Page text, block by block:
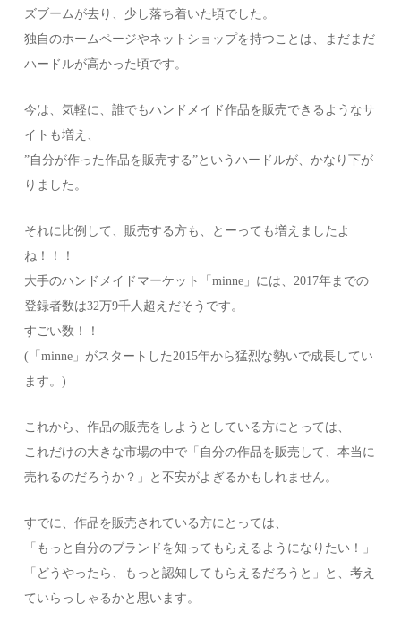
ズブームが去り、少し落ち着いた頃でした。
独自のホームページやネットショップを持つことは、まだまだ
ハードルが高かった頃です。
今は、気軽に、誰でもハンドメイド作品を販売できるようなサ
イトも増え、
”自分が作った作品を販売する”というハードルが、かなり下が
りました。
それに比例して、販売する方も、とーっても増えましたよ
ね！！！
大手のハンドメイドマーケット「minne」には、2017年までの
登録者数は32万9千人超えだそうです。
すごい数！！
(「minne」がスタートした2015年から猛烈な勢いで成長してい
ます。)
これから、作品の販売をしようとしている方にとっては、
これだけの大きな市場の中で「自分の作品を販売して、本当に
売れるのだろうか？」と不安がよぎるかもしれません。
すでに、作品を販売されている方にとっては、
「もっと自分のブランドを知ってもらえるようになりたい！」
「どうやったら、もっと認知してもらえるだろうと」と、考え
ていらっしゃるかと思います。